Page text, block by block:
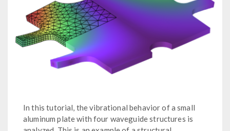
In this tutorial, the vibrational behavior of a small
aluminum plate with four waveguide structures is